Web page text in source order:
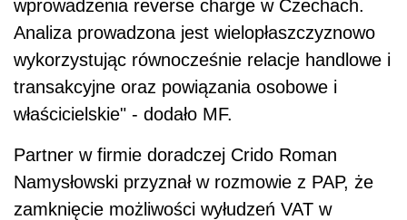
wprowadzenia reverse charge w Czechach.
Analiza prowadzona jest wielopłaszczyznowo
wykorzystując równocześnie relacje handlowe i
transakcyjne oraz powiązania osobowe i
właścicielskie" - dodało MF.
Partner w firmie doradczej Crido Roman
Namysłowski przyznał w rozmowie z PAP, że
zamknięcie możliwości wyłudzeń VAT w